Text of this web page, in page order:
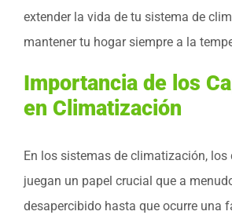
extender la vida de tu sistema de
mantener tu hogar siempre a la
Importancia de los
en Climatización
En los sistemas de climatización, los
juegan un papel crucial que a
desapercibido hasta que ocurre una